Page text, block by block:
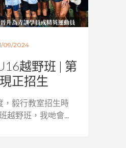
09/2024
越野班 | 第
正招生
，毅行教室招生時
越野班，我哋會...